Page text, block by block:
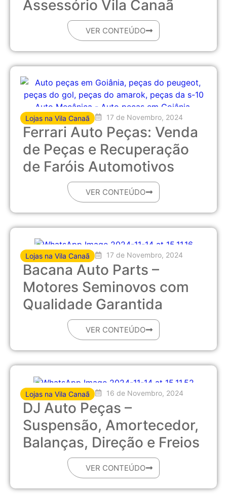
Assessório Vila Canaã
VER CONTEÚDO
Lojas na Vila Canaã 17 de Novembro, 2024
Ferrari Auto Peças: Venda
de Peças e Recuperação
de Faróis Automotivos
VER CONTEÚDO
Lojas na Vila Canaã 17 de Novembro, 2024
Bacana Auto Parts –
Motores Seminovos com
Qualidade Garantida
VER CONTEÚDO
Lojas na Vila Canaã 16 de Novembro, 2024
DJ Auto Peças –
Suspensão, Amortecedor,
Balanças, Direção e Freios
VER CONTEÚDO